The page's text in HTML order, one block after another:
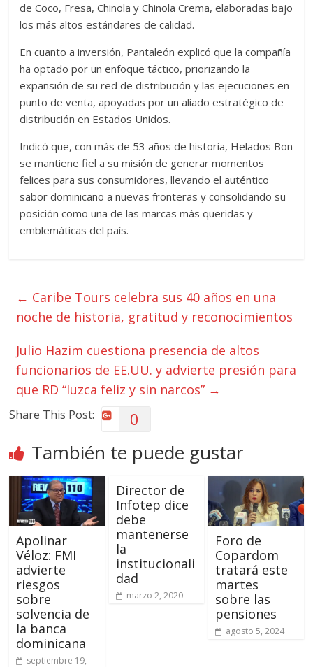
de Coco, Fresa, Chinola y Chinola Crema, elaboradas bajo
los más altos estándares de calidad.
En cuanto a inversión, Pantaleón explicó que la compañía
ha optado por un enfoque táctico, priorizando la
expansión de su red de distribución y las ejecuciones en
punto de venta, apoyadas por un aliado estratégico de
distribución en Estados Unidos.
Indicó que, con más de 53 años de historia, Helados Bon
se mantiene fiel a su misión de generar momentos
felices para sus consumidores, llevando el auténtico
sabor dominicano a nuevas fronteras y consolidando su
posición como una de las marcas más queridas y
emblemáticas del país.
← Caribe Tours celebra sus 40 años en una
noche de historia, gratitud y reconocimientos
Julio Hazim cuestiona presencia de altos
funcionarios de EE.UU. y advierte presión para
que RD “luzca feliz y sin narcos” →
Share This Post: 0
También te puede gustar
Apolinar
Véloz: FMI
advierte
riesgos
sobre
solvencia de
la banca
dominicana
septiembre 19,
Director de
Infotep dice
debe
mantenerse
la
institucionali
dad
marzo 2, 2020
Foro de
Copardom
tratará este
martes
sobre las
pensiones
agosto 5, 2024